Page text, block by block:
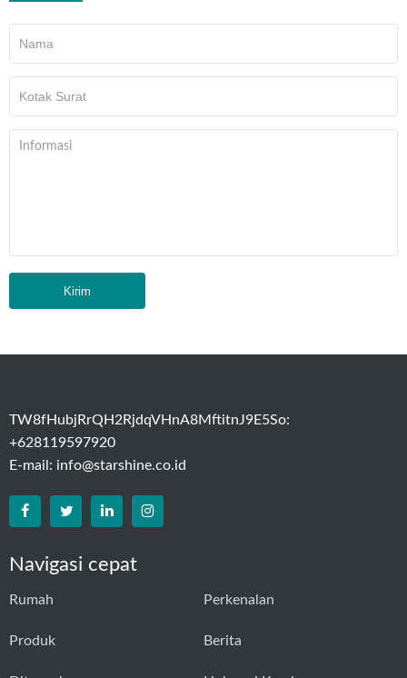
Kirim
TW8fHubjRrQH2RjdqVHnA8MftitnJ9E5So:
+628119597920
E-mail: info@starshine.co.id
Navigasi cepat
Rumah Perkenalan
Produk Berita